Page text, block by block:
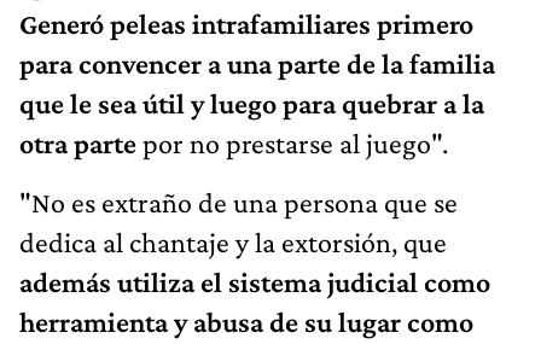
Generó peleas intrafamiliares primero
para convencer a una parte de la familia
que le sea útil y luego para quebrar a la
otra partepor no prestarse al juego".
"No es extraño de una persona que se
dedica al chantaje y la extorsión, que
además utiliza el sistema judicial como
herramienta y abusa de su lugar como